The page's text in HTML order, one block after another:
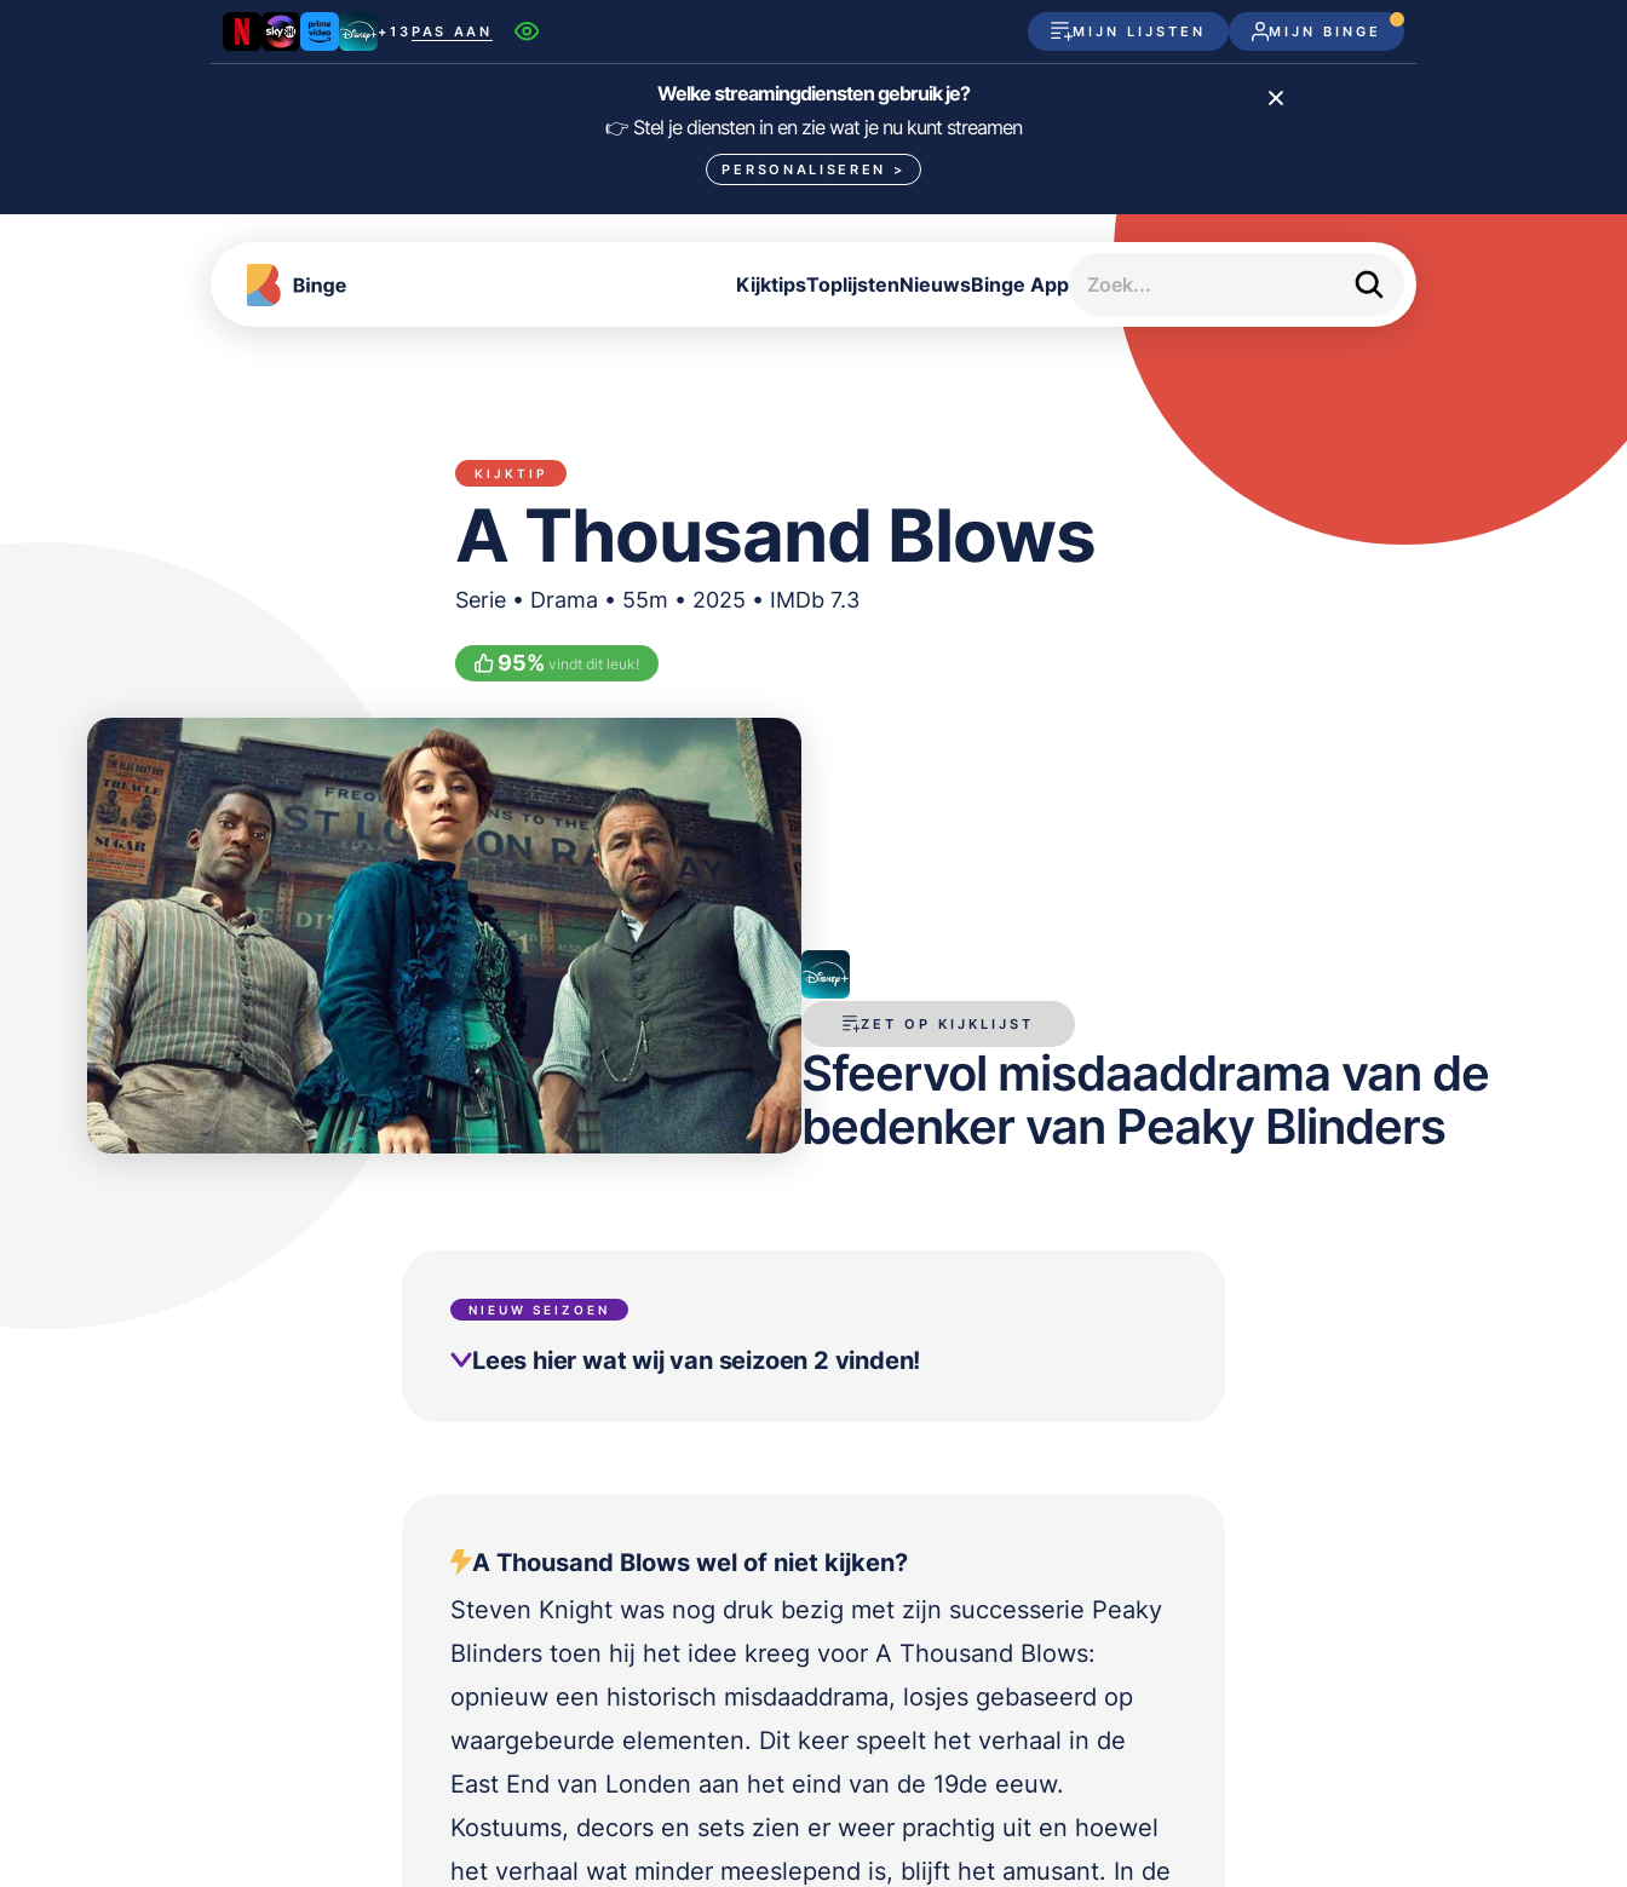
+13 PAS AAN MIJN LIJSTEN MIJN BINGE
Netflix SkyShowtime Prime Video Disney+
HBO Max NPO Start
Pathé Thuis
meJane
Welke streamingdiensten gebruik je?
👉 Stel je diensten in en zie wat je nu kunt streamen
PERSONALISEREN >
KijktipsToplijstenNieuwsBinge App
KIJKTIP
A Thousand Blows
Serie • Drama • 55m • 2025 • IMDb 7.3
95% vindt dit leuk!
ZET OP KIJKLIJST
Sfeervol misdaaddrama van de
bedenker van Peaky Blinders
NIEUW SEIZOEN
Lees hier wat wij van seizoen 2 vinden!
A Thousand Blows wel of niet kijken?
Steven Knight was nog druk bezig met zijn successerie Peaky
Blinders toen hij het idee kreeg voor A Thousand Blows:
opnieuw een historisch misdaaddrama, losjes gebaseerd op
waargebeurde elementen. Dit keer speelt het verhaal in de
East End van Londen aan het eind van de 19de eeuw.
Kostuums, decors en sets zien er weer prachtig uit en hoewel
het verhaal wat minder meeslepend is, blijft het amusant. In de